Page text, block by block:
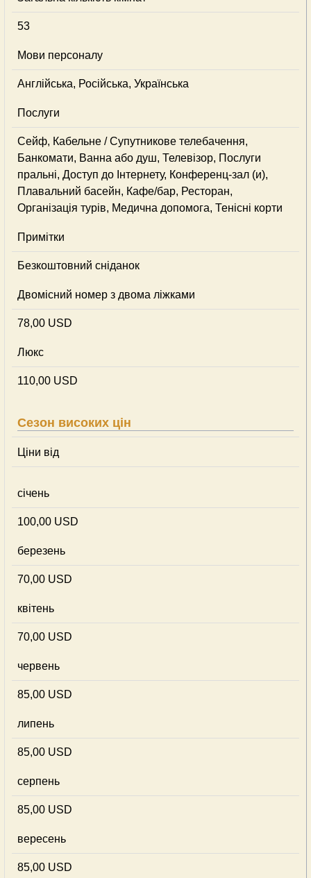
53
Мови персоналу
Англійська, Російська, Українська
Послуги
Сейф, Кабельне / Супутникове телебачення,
Банкомати, Ванна або душ, Телевізор, Послуги
пральні, Доступ до Інтернету, Конференц-зал (и),
Плавальний басейн, Кафе/бар, Ресторан,
Організація турів, Медична допомога, Тенісні корти
Примітки
Безкоштовний сніданок
Двомісний номер з двома ліжками
78,00 USD
Люкс
110,00 USD
Сезон високих цін
Ціни від
січень
100,00 USD
березень
70,00 USD
квітень
70,00 USD
червень
85,00 USD
липень
85,00 USD
серпень
85,00 USD
вересень
85,00 USD